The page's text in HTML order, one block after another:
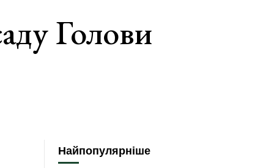
Голови
Найпопулярніше